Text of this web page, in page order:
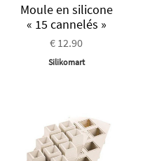
Moule en silicone
« 15 cannelés »
€ 12.90
Silikomart